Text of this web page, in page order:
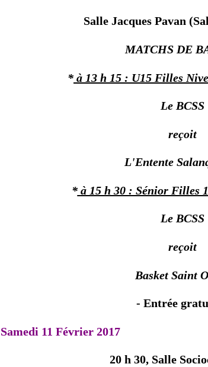
Salle Jacques Pavan
MATCHS DE
* à 13 h 15 : U15 Filles
Le BCSS
reçoit
L'Entente
* à 15 h 30 : Sénior Filles
Le BCSS
reçoit
Basket Saint
- Entrée
Samedi 11 Février 2017
20 h 30, Salle